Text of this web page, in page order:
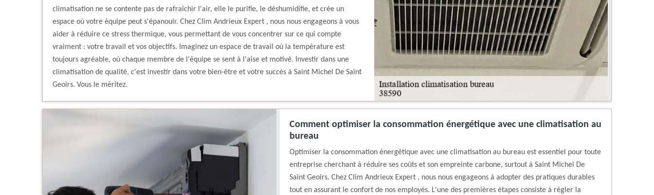
climatisation ne se contente pas de rafraîchir l'air, elle le purifie, le déshumidifie, et crée un
espace où votre équipe peut s'épanouir. Chez Clim Andrieux Expert , nous nous engageons à vous
aider à réduire ce stress thermique, vous permettant de vous concentrer sur ce qui compte
vraiment : votre travail et vos objectifs. Imaginez un espace de travail où la température est
toujours agréable, où chaque membre de l'équipe se sent à l'aise et motivé. Investir dans une
climatisation de qualité, c'est investir dans votre bien-être et votre succès à Saint Michel De Saint
Geoirs. Vous le méritez.
Comment optimiser la consommation énergétique avec une climatisation au
bureau
Optimiser la consommation énergétique avec une climatisation au bureau est essentiel pour toute
entreprise cherchant à réduire ses coûts et son empreinte carbone, surtout à Saint Michel De
Saint Geoirs. Chez Clim Andrieux Expert , nous nous engageons à adopter des pratiques durables
tout en assurant le confort de nos employés. L'une des premières étapes consiste à régler la